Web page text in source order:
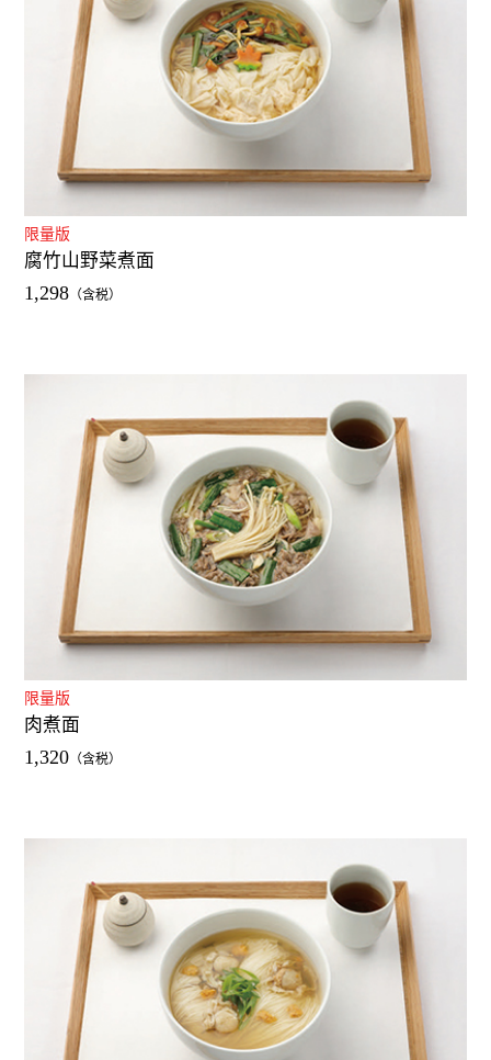
限量版
腐竹山野菜煮面
1,298
限量版
肉煮面
1,320